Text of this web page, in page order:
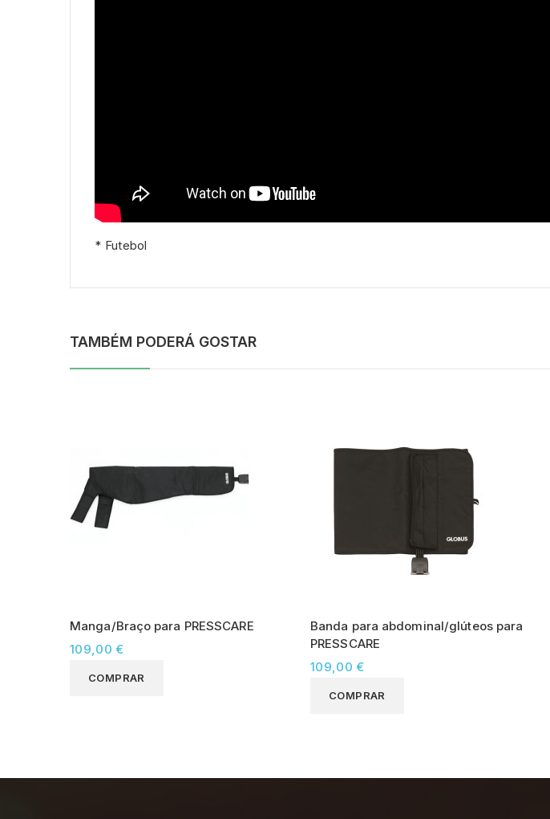
* Futebol
TAMBÉM PODERÁ GOSTAR
Manga/Braço para PRESSCARE
109,00 €
COMPRAR
Banda para abdominal/glúteos para
PRESSCARE
109,00 €
COMPRAR